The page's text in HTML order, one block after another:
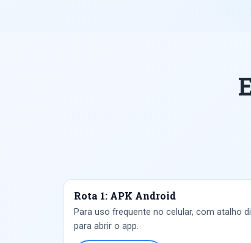
Rota 1: APK Android
Para uso frequente no celular, com atalho
para abrir o app.